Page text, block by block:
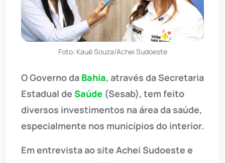
Foto: Kauê Souza/Achei Sudoeste
O Governo da Bahia, através da Secretaria
Estadual de Saúde (Sesab), tem feito
diversos investimentos na área da saúde,
especialmente nos municípios do interior.
Em entrevista ao site Achei Sudoeste e